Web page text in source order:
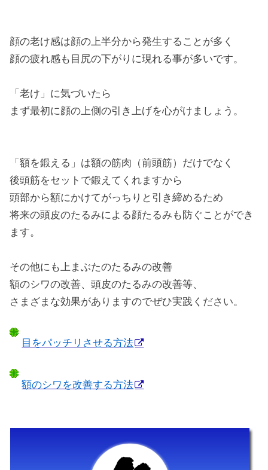
顔の老け感は顔の上半分から発生することが多く
顔の疲れ感も目尻の下がりに現れる事が多いです。
「老け」に気づいたら
まず最初に顔の上側の引き上げを心がけましょう。
「額を鍛える」は額の筋肉（前頭筋）だけでなく
後頭筋をセットで鍛えてくれますから
頭部から額にかけてがっちりと引き締めるため
将来の頭皮のたるみによる顔たるみも防ぐことができ
ます。
その他にも上まぶたのたるみの改善
額のシワの改善、頭皮のたるみの改善等、
さまざまな効果がありますのでぜひ実践ください。
目をパッチリさせる方法
額のシワを改善する方法